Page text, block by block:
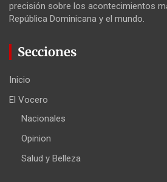
precisión sobre los acontecimientos
República Dominicana y el mundo.
Secciones
Inicio
El Vocero
Nacionales
Opinion
Salud y Belleza